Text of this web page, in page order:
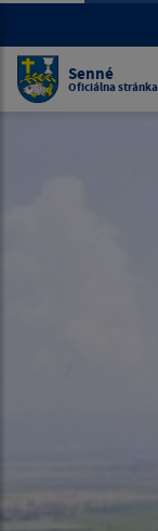
Senné
Oficiálna stránka